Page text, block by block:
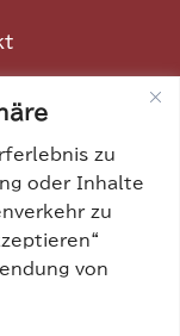
zu
oder Inhalte
zu
von
Richtlinie (EU)